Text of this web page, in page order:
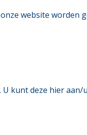
website worden
kunt deze hier